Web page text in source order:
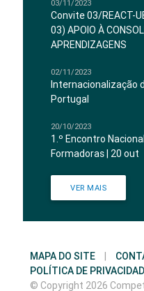
03/11/2023
Convite 03/REACT-
03) APOIO À
APRENDIZAGENS
02/11/2023
Internacionalização
Portugal
20/10/2023
1.º Encontro
Formadoras | 20 out
VER MAIS
MAPA DO SITE |
POLÍTICA DE
© Copyright 2026